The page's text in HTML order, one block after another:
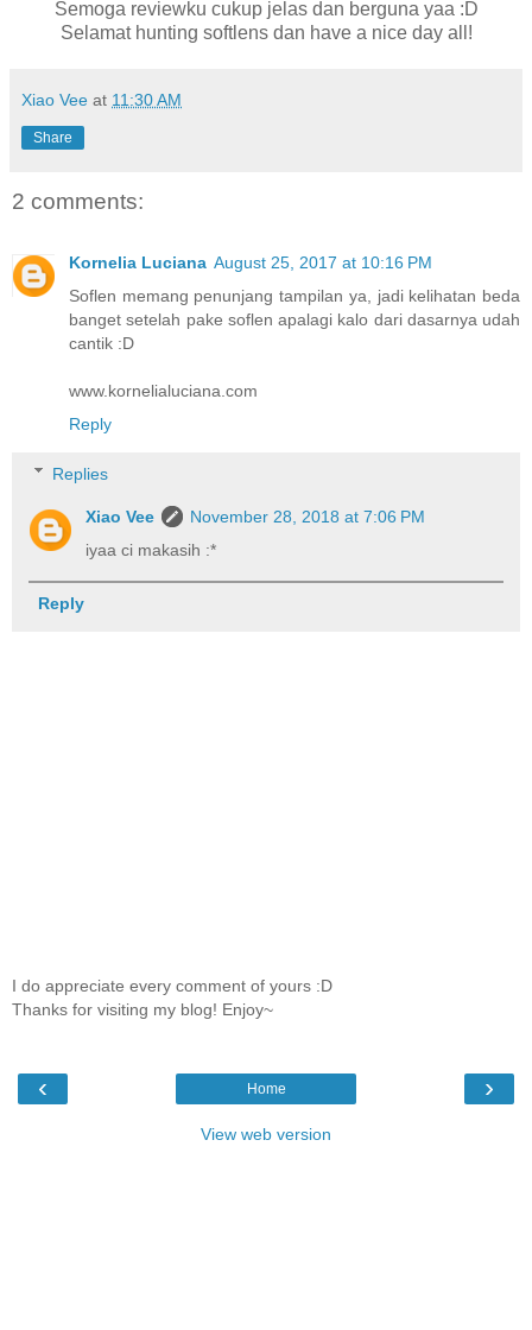
Semoga reviewku cukup jelas dan berguna yaa :D
Selamat hunting softlens dan have a nice day all!
Xiao Vee at 11:30 AM
Share
2 comments:
Kornelia Luciana August 25, 2017 at 10:16 PM
Soflen memang penunjang tampilan ya, jadi kelihatan beda
banget setelah pake soflen apalagi kalo dari dasarnya udah
cantik :D
www.kornelialuciana.com
Reply
Replies
Xiao Vee
November 28, 2018 at 7:06 PM
iyaa ci makasih :*
Reply
I do appreciate every comment of yours :D
Thanks for visiting my blog! Enjoy~
‹ ›
Home
View web version